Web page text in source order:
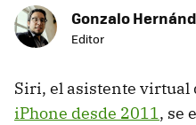
Gonzalo
Editor
Siri, el asistente virtual
iPhone desde 2011, se